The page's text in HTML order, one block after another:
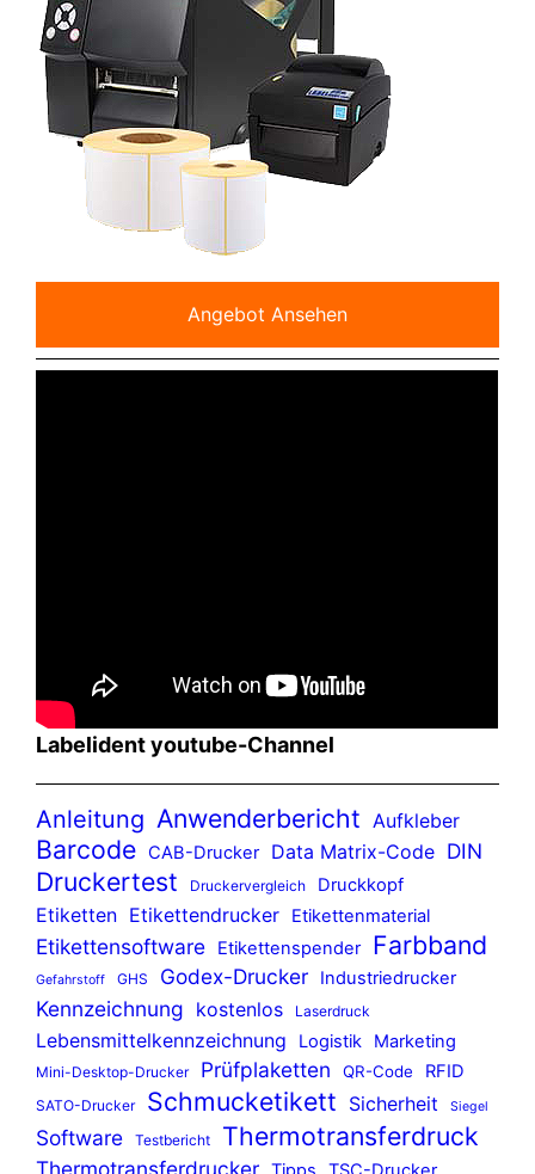
Angebot Ansehen
Labelident youtube-Channel
Anleitung Anwenderbericht Aufkleber
Barcode CAB-Drucker Data Matrix-Code DIN
Druckertest Druckervergleich Druckkopf
Etiketten Etikettendrucker Etikettenmaterial
Etikettensoftware Etikettenspender Farbband
Gefahrstoff GHS Godex-Drucker Industriedrucker
Kennzeichnung kostenlos Laserdruck
Lebensmittelkennzeichnung Logistik Marketing
Mini-Desktop-Drucker Prüfplaketten QR-Code RFID
SATO-Drucker Schmucketikett Sicherheit Siegel
Software Testbericht Thermotransferdruck
Thermotransferdrucker